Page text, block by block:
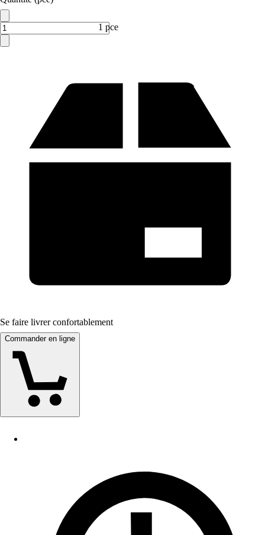
1 pce
Se faire livrer confortablement
Commander en ligne